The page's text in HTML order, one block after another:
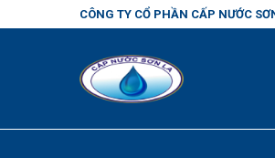
CÔNG TY CỔ PHẦN CẤP NƯỚC